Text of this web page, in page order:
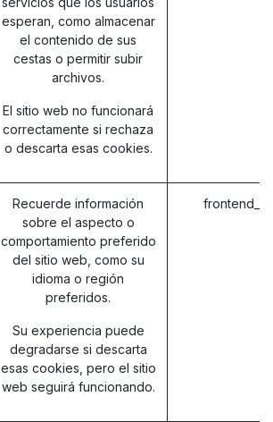
esperan, como almacenar
el contenido de sus
cestas o permitir subir
archivos.
El sitio web no funcionará
correctamente si rechaza
o descarta esas cookies.
Recuerde información
sobre el aspecto o
comportamiento preferido
del sitio web, como su
idioma o región
preferidos.
Su experiencia puede
degradarse si descarta
esas cookies, pero el sitio
web seguirá funcionando.